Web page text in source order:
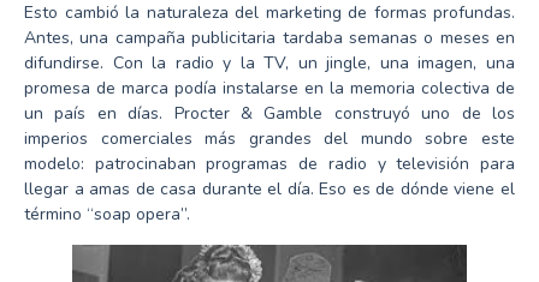
Esto cambió la naturaleza del marketing de formas profundas.
Antes, una campaña publicitaria tardaba semanas o meses en
difundirse. Con la radio y la TV, un jingle, una imagen, una
promesa de marca podía instalarse en la memoria colectiva de
un país en días. Procter & Gamble construyó uno de los
imperios comerciales más grandes del mundo sobre este
modelo: patrocinaban programas de radio y televisión para
llegar a amas de casa durante el día. Eso es de dónde viene el
término “soap opera”.